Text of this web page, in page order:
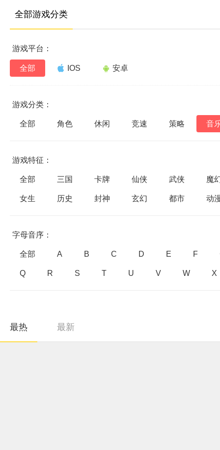
全部游戏分类
游戏平台：
全部 IOS 安卓
游戏分类：
全部 角色 休闲 竞速 策略 音
游戏特征：
全部 三国 卡牌 仙侠 武侠 魔
女生 历史 封神 玄幻 都市 动
字母音序：
全部 A B C D E F
Q R S T U V W X
最热 最新